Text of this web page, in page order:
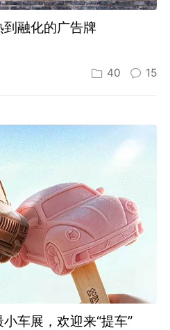
融化的广告牌
40 15
车展，欢迎来“提车”